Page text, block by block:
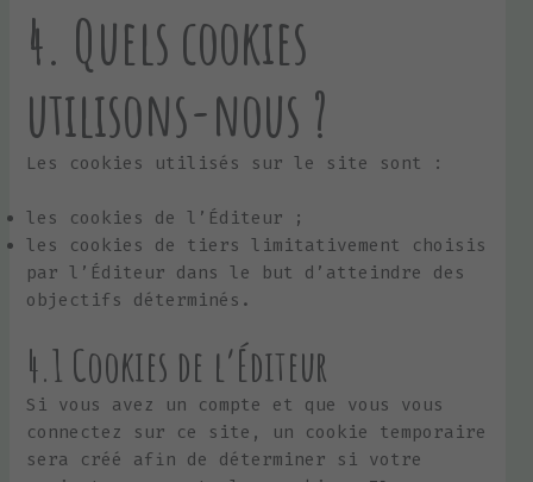
4. Quels cookies
utilisons-nous ?
Les cookies utilisés sur le site sont :
les cookies de l’Éditeur ;
les cookies de tiers limitativement choisis
par l’Éditeur dans le but d’atteindre des
objectifs déterminés.
4.1 Cookies de l’Éditeur
Si vous avez un compte et que vous vous
connectez sur ce site, un cookie temporaire
sera créé afin de déterminer si votre